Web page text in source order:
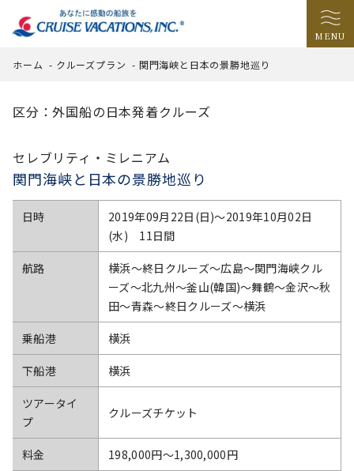
MENU
ホーム - クルーズプラン - 関門海峡と日本の景勝地巡り
区分：外国船の日本発着クルーズ
セレブリティ・ミレニアム
関門海峡と日本の景勝地巡り
日時
2019年09月22日(日)〜2019年10月02日
(水) 11日間
航路
横浜～終日クルーズ～広島～関門海峡クル
ーズ～北九州～釜山(韓国)～舞鶴～金沢～秋
田～青森～終日クルーズ～横浜
乗船港 横浜
下船港 横浜
ツアータイ
プ
クルーズチケット
料金 198,000円〜1,300,000円